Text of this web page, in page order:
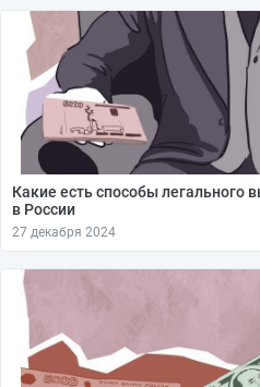
Какие есть способы легального
в России
27 декабря 2024